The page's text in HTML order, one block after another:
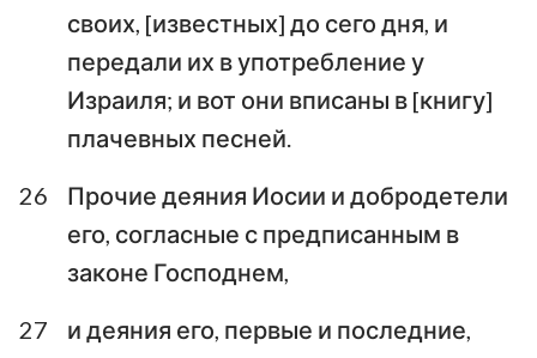
своих, [известных] до сего дня, и
передали их в употребление у
Израиля; и вот они вписаны в [книгу]
плачевных песней.
26
Прочие деяния Иосии и добродетели
его, согласные с предписанным в
законе Господнем,
27
и деяния его, первые и последние,